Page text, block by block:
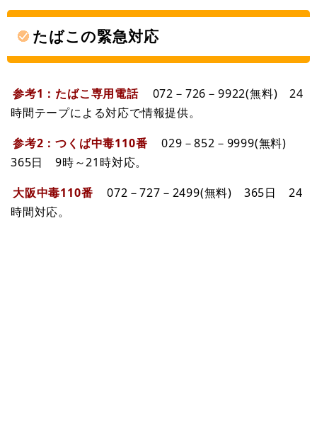
たばこの緊急対応
参考1：たばこ専用電話
072－726－9922(無料) 24
時間テープによる対応で情報提供。
参考2：つくば中毒110番
029－852－9999(無料)
365日 9時～21時対応。
大阪中毒110番
072－727－2499(無料) 365日 24
時間対応。